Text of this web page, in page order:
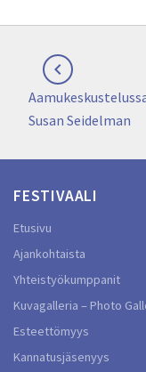
Artikkelien
selaus

Previous
post:
Susan Seidelman
FESTIVAALI
Etusivu
Ajankohtaista
Yhteistyökumppanit
Kuvagalleria – Photo
Esteettömyys
Kannatusjäsenyys